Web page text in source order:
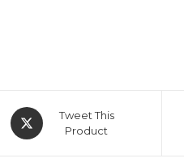
Tweet This
Product